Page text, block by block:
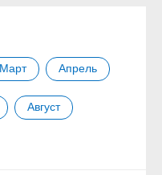
Март Апрель
Август